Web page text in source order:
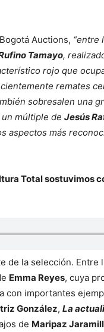
Auctions, “entre
Tamayo,
rojo que
remates
sobresalen una
múltiple de Jesús
aspectos más
Total sostuvimos
de la selección. Entre
Emma Reyes, cuya
importantes
González, La
de Maripaz